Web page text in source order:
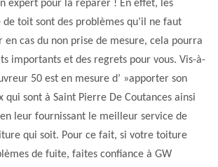
expert pour la réparer ! En effet, les
toit sont des problèmes qu’il ne faut
en cas du non prise de mesure, cela pourra
importants et des regrets pour vous. Vis-à-
50 est en mesure d’ »apporter son
qui sont à Saint Pierre De Coutances ainsi
leur fournissant le meilleur service de
qui soit. Pour ce fait, si votre toiture
de fuite, faites confiance à GW